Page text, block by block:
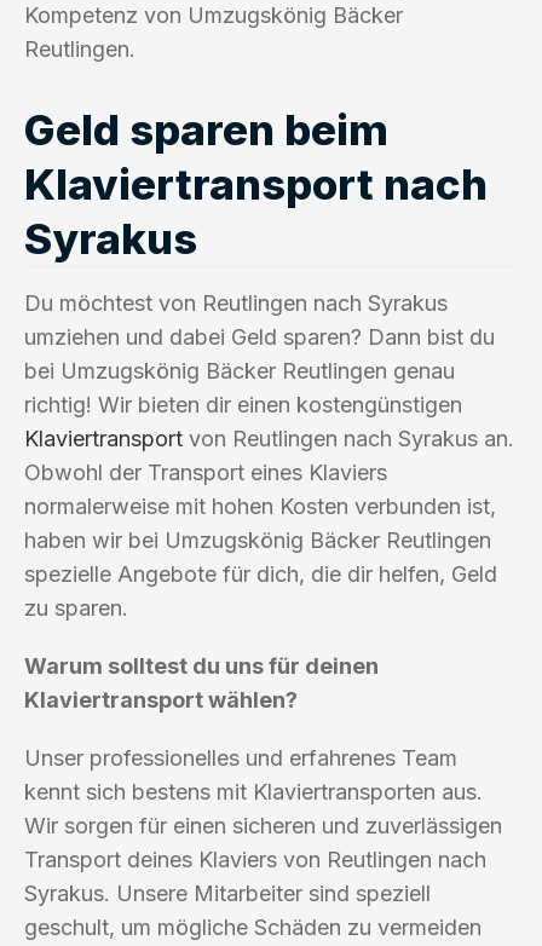
Kompetenz von Umzugskönig Bäcker
Reutlingen.
Geld sparen beim
Klaviertransport nach
Syrakus
Du möchtest von Reutlingen nach Syrakus
umziehen und dabei Geld sparen? Dann bist du
bei Umzugskönig Bäcker Reutlingen genau
richtig! Wir bieten dir einen kostengünstigen
Klaviertransport von Reutlingen nach Syrakus an.
Obwohl der Transport eines Klaviers
normalerweise mit hohen Kosten verbunden ist,
haben wir bei Umzugskönig Bäcker Reutlingen
spezielle Angebote für dich, die dir helfen, Geld
zu sparen.
Warum solltest du uns für deinen
Klaviertransport wählen?
Unser professionelles und erfahrenes Team
kennt sich bestens mit Klaviertransporten aus.
Wir sorgen für einen sicheren und zuverlässigen
Transport deines Klaviers von Reutlingen nach
Syrakus. Unsere Mitarbeiter sind speziell
geschult, um mögliche Schäden zu vermeiden